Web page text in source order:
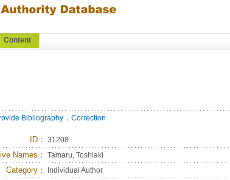
Content
Bibliography． Correction
ID： 31208
Names： Tamaru, Toshiaki
Category： Individual Author